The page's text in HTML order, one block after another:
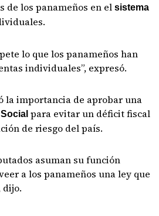
de los panameños en elsistema
lo que los panameños han
individuales”, expresó.
la importancia de aprobar una
para evitar un déficit fiscal
de riesgo del país.
asuman su función
a los panameños una ley que
dijo.